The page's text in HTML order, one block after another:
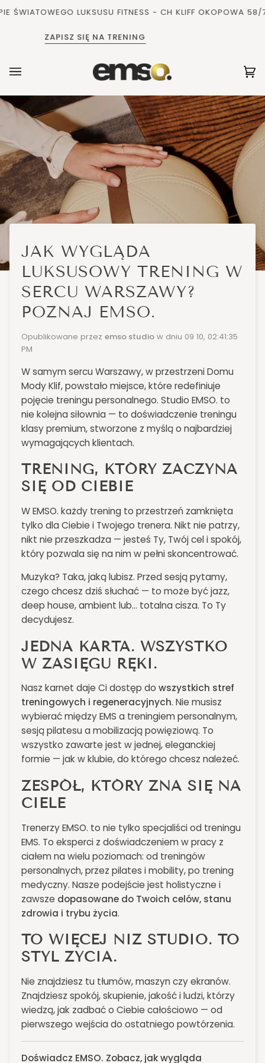
Pomiń
LUKSUSU FITNESS - CH KLIFF OKOPOWA 58/72,
ZAPISZ SIĘ NA TRENING
JAK WYGLĄDA
LUKSUSOWY TRENING W
SERCU WARSZAWY?
POZNAJ EMSO.
Opublikowane przez emso studio w dniu 09 10, 02:41:35
PM
W samym sercu Warszawy, w przestrzeni Domu
Mody Klif, powstało miejsce, które redefiniuje
pojęcie treningu personalnego. Studio EMSO. to
nie kolejna siłownia — to doświadczenie treningu
klasy premium, stworzone z myślą o najbardziej
wymagających klientach.
TRENING, KTÓRY ZACZYNA
SIĘ OD CIEBIE
W EMSO. każdy trening to przestrzeń zamknięta
tylko dla Ciebie i Twojego trenera. Nikt nie patrzy,
nikt nie przeszkadza — jesteś Ty, Twój cel i spokój,
który pozwala się na nim w pełni skoncentrować.
Muzyka? Taka, jaką lubisz. Przed sesją pytamy,
czego chcesz dziś słuchać — to może być jazz,
deep house, ambient lub... totalna cisza. To Ty
decydujesz.
JEDNA KARTA. WSZYSTKO
W ZASIĘGU RĘKI.
Nasz karnet daje Ci dostęp do wszystkich stref
treningowych i regeneracyjnych. Nie musisz
wybierać między EMS a treningiem personalnym,
sesją pilatesu a mobilizacją powięziową. To
wszystko zawarte jest w jednej, eleganckiej
formie — jak w klubie, do którego chcesz należeć.
ZESPÓŁ, KTÓRY ZNA SIĘ NA
CIELE
Trenerzy EMSO. to nie tylko specjaliści od treningu
EMS. To eksperci z doświadczeniem w pracy z
ciałem na wielu poziomach: od treningów
personalnych, przez pilates i mobility, po trening
medyczny. Nasze podejście jest holistyczne i
zawsze dopasowane do Twoich celów, stanu
zdrowia i trybu życia.
TO WIĘCEJ NIŻ STUDIO. TO
STYL ŻYCIA.
Nie znajdziesz tu tłumów, maszyn czy ekranów.
Znajdziesz spokój, skupienie, jakość i ludzi, którzy
wiedzą, jak zadbać o Ciebie całościowo — od
pierwszego wejścia do ostatniego powtórzenia.
Doświadcz EMSO. Zobacz, jak wygląda